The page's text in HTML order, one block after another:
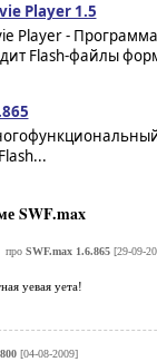
Player 1.5
Player -
Flash-файлы
SWF.max
про SWF.max 1.6.865[29-09-
уевая уета!
[04-08-2009]